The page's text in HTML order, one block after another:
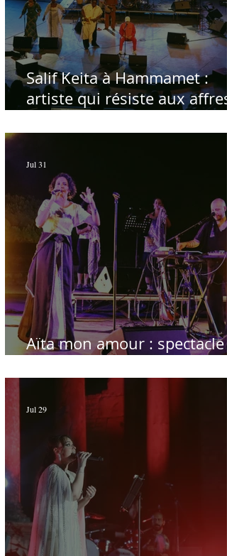
Salif Keita à Hammamet :
artiste qui résiste aux affres
Aïta mon amour : spectacle
Jul 31
Jul 29